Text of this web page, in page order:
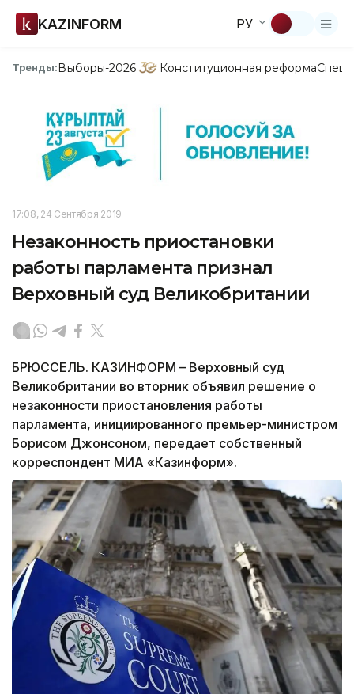
KAZINFORM РУ
Тренды:Выборы-2026 Конституционная реформа
17:08, 24 Сентября 2019
Незаконность приостановки
работы парламента признал
Верховный суд Великобритании
БРЮССЕЛЬ. КАЗИНФОРМ – Верховный суд
Великобритании во вторник объявил решение о
незаконности приостановления работы
парламента, инициированного премьер-министром
Борисом Джонсоном, передает собственный
корреспондент МИА «Казинформ».